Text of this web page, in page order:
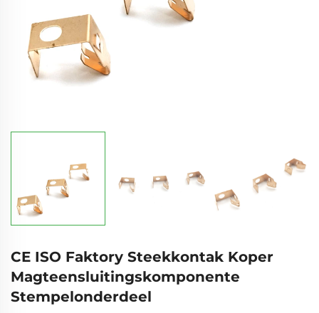
CE ISO Faktory Steekkontak Koper
Magteensluitingskomponente
Stempelonderdeel